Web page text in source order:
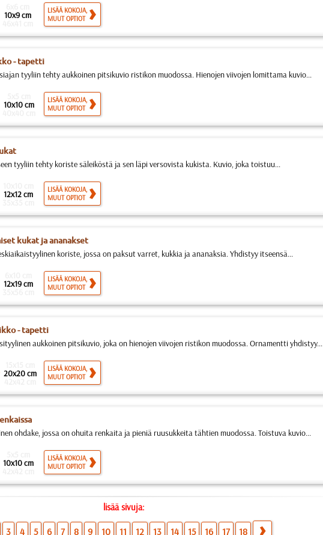
10x9 cm
LISÄÄ KOKOJA,
MUUT OPTIOT
- tapetti
tyyliin tehty aukkoinen pitsikuvio ristikon muodossa. Hienojen viivojen lomittama kuvio...
10x10 cm
LISÄÄ KOKOJA,
MUUT OPTIOT
tyyliin tehty koriste säleiköstä ja sen läpi versovista kukista. Kuvio, joka toistuu...
12x12 cm
LISÄÄ KOKOJA,
MUUT OPTIOT
kukat ja ananakset
koriste, jossa on paksut varret, kukkia ja ananaksia. Yhdistyy itseensä...
12x19 cm
LISÄÄ KOKOJA,
MUUT OPTIOT
- tapetti
aukkoinen pitsikuvio, joka on hienojen viivojen ristikon muodossa. Ornamentti yhdistyy...
20x20 cm
LISÄÄ KOKOJA,
MUUT OPTIOT
ohdake, jossa on ohuita renkaita ja pieniä ruusukkeita tähtien muodossa. Toistuva kuvio...
10x10 cm
LISÄÄ KOKOJA,
MUUT OPTIOT
lisää sivuja:
3 4 5 6 7 8 9 10 11 12 13 14 15 16 17 18